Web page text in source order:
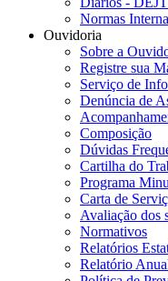
Normas
Ouvidoria
Sobre a
Registre sua
Serviço de
Denúncia de
Composição
Dúvidas
Cartilha do
Programa
Carta de
Avaliação dos
Normativos
Relatórios
Relatório